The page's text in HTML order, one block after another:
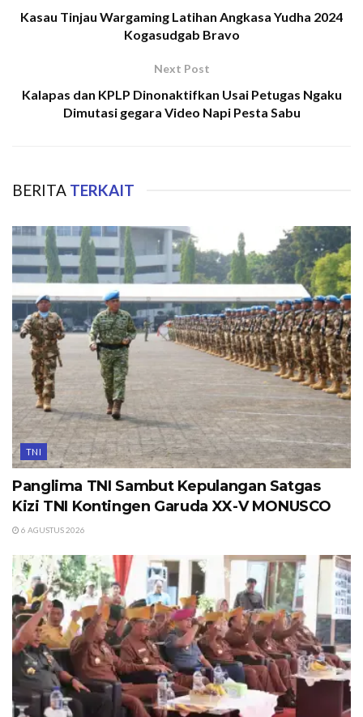
Kasau Tinjau Wargaming Latihan Angkasa Yudha 2024
Kogasudgab Bravo
Next Post
Kalapas dan KPLP Dinonaktifkan Usai Petugas Ngaku
Dimutasi gegara Video Napi Pesta Sabu
BERITA TERKAIT
TNI
Panglima TNI Sambut Kepulangan Satgas
Kizi TNI Kontingen Garuda XX-V MONUSCO
6 AGUSTUS 2026